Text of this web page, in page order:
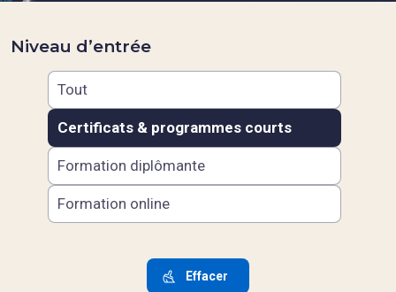
Niveau d’entrée
Tout
Certificats & programmes courts
Formation diplômante
Formation online